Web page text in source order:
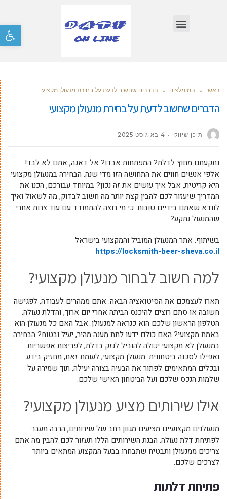
פתח
ראשי » המומלצים » הדברים שחשוב לדעת על בחירת מנעולן מקצועי
הדברים שחשוב לדעת על בחירת מנעולן מקצועי
תוכן שיווקי 4 באוגוסט 2025
נתקעתם מחוץ לדלת? המפתחות אבדו? אל דאגה, אתם לא לבד!
אלפי אנשים חווים את התחושה הזו מדי שנה. הבחירה במנעולן מקצועי
היא קריטית, אבל איך עושים את זה נכון? במיוחד עבורכם, הכנו את
המדריך שיעזור לכם להבין קצת יותר מה חשוב לבדוק, מה לשאול ואיך
לוודא שאתם בידיים טובות. כי מי רוצה להתמודד עם עוד צרות אחרי
שהמנעול נתקע?
בשיתוף: אתר המנעולן המוביל והמקצועי בישראל
https://locksmith-beer-sheva.co.il
למה חשוב לבחור מנעולן מקצועי?
תארו לעצמכם את הסיטואציה הבאה: אתם ממהרים לעבודה, לפגישה
חשובה או סתם רוצים להיכנס הביתה אחרי יום ארוך, והדלת נעולה.
הטלפון הראשון שלכם הוא כנראה למנעולן. אבל האם כל מנעולן הוא
באמת מקצועי? האם כולם ידעו לתת מענה מהיר, יעיל ובטוח? הבחירה
במנעולן לא מקצועי יכולה להוביל לנזק בדלת, לפריצות אפשריות
ואפילו לסכנה ביטחונית. מנעולן מקצועי, לעומת זאת, מחזיק בידע
ובכלים המתאימים לפתור את הבעיה בצורה יעילה, תוך שמירה על
שלמות הנכס שלכם ועל הביטחון האישי שלכם.
אילו שירותים מציע מנעולן מקצועי?
מנעולנים מקצועיים מציעים מגוון רחב של שירותים, הרבה מעבר
לפתיחת דלת נעולה. הבנת השירותים הללו תעזור לכם להבין מה אתם
צריכים ממנעולן ותבטיח שתבחרו בבעל המקצוע המתאים ביותר
לצרכים שלכם.
פתיחת דלתות